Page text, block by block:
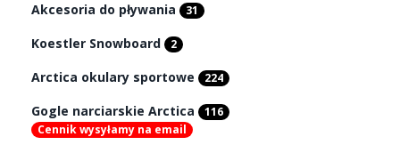
Akcesoria do pływania 31
Koestler Snowboard 2
Arctica okulary sportowe 224
Gogle narciarskie Arctica
116
Cennik wysyłamy na email